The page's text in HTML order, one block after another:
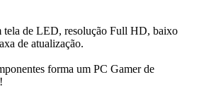
tela de LED, resolução Full HD, baixo
de atualização.
forma um PC Gamer de